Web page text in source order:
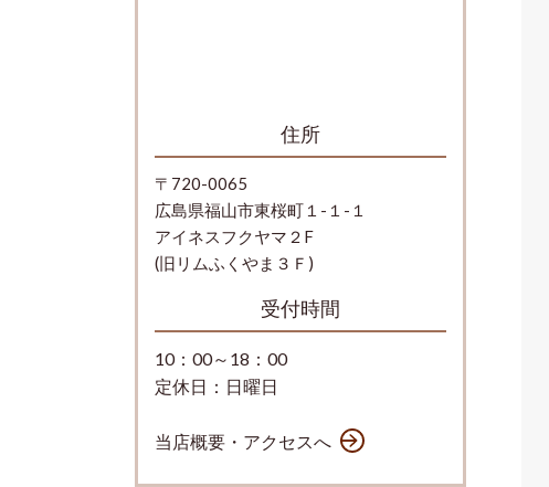
住所
〒720-0065
広島県福山市東桜町１-１-１
アイネスフクヤマ２F
(旧リムふくやま３Ｆ)
受付時間
10：00～18：00
定休日：日曜日
当店概要・アクセスへ